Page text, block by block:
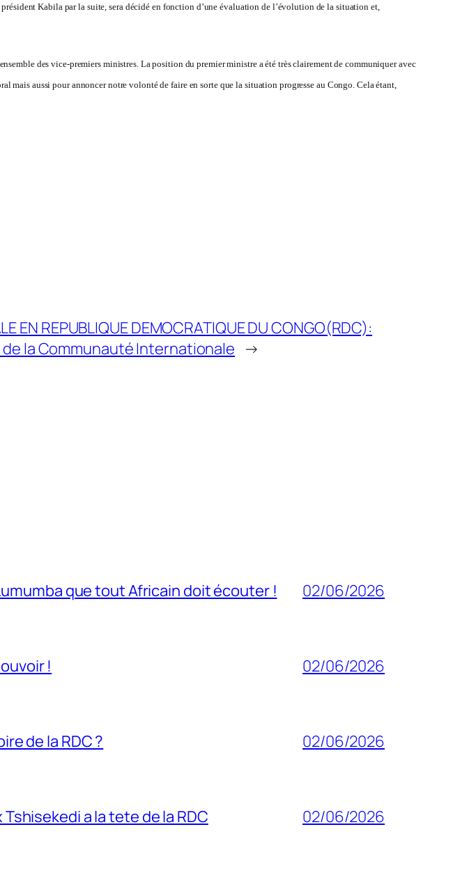
Kabila par la suite, sera décidé en fonction d’une évaluation de l’évolution de la situation et,
des vice-premiers ministres. La position du premier ministre a été très clairement de communiquer avec
aussi pour annoncer notre volonté de faire en sorte que la situation progresse au Congo. Cela étant,
EN REPUBLIQUE DEMOCRATIQUE DU CONGO(RDC):
la Communauté Internationale →
que tout Africain doit écouter ! 02/06/2026
! 02/06/2026
de la RDC ? 02/06/2026
a la tete de la RDC 02/06/2026